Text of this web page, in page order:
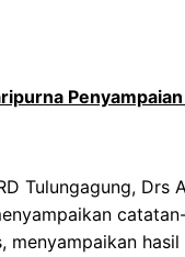
Tulungagung, Drs
menyampaikan